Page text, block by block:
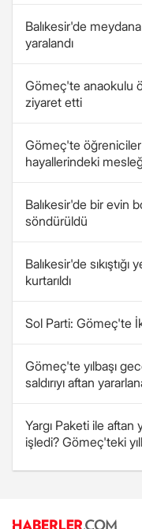
Balıkesir'de
yaralandı
Gömeç'te anaokulu
ziyaret etti
Gömeç'te
hayallerindeki
Balıkesir'de bir evin
söndürüldü
Balıkesir'de
kurtarıldı
Sol Parti: Gömeç'te
Gömeç'te yılbaşı
saldırıyı aftan
Yargı Paketi ile
işledi? Gömeç'teki